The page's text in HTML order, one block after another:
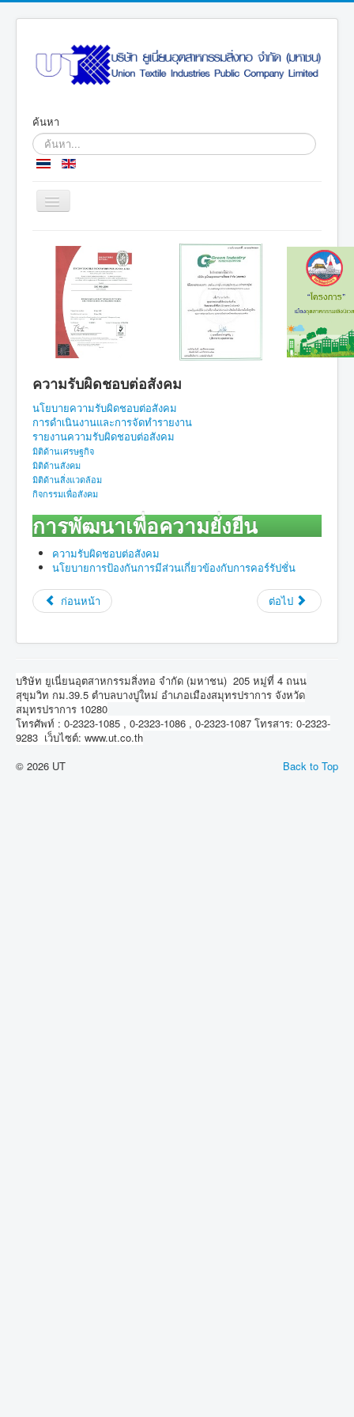
ค้นหา
Toggle
เกี่ยวกับบริษัท
การประกอบธุรกิจ
ข้อมูลสำหรับผู้ถือหุ้น
การกำกับดูแลกิจการที่ดี
การพัฒนาเพื่อความยั่งยืน
ประชาสัมพันธ์
ติดต่อเรา
ความรับผิดชอบต่อสังคม
นโยบายความรับผิดชอบต่อสังคม
การดำเนินงานและการจัดทำรายงาน
รายงานความรับผิดชอบต่อสังคม
มิติด้านเศรษฐกิจ
มิติด้านสังคม
มิติด้านสิ่งแวดล้อม
กิจกรรมเพื่อสังคม
การพัฒนาเพื่อความยั่งยืน
ความรับผิดชอบต่อสังคม
นโยบายการป้องกันการมีส่วนเกี่ยวข้องกับการคอร์รัปชั่น
ก่อนหน้า ต่อไป
บริษัท ยูเนี่ยนอุตสาหกรรมสิ่งทอ จำกัด (มหาชน) 205 หมู่ที่ 4 ถนน
สุขุมวิท กม.39.5 ตำบลบางปูใหม่ อำเภอเมืองสมุทรปราการ จังหวัด
สมุทรปราการ 10280
โทรศัพท์ : 0-2323-1085 , 0-2323-1086 , 0-2323-1087 โทรสาร: 0-2323-
9283 เว็บไซต์: www.ut.co.th
Back to Top
© 2026 UT